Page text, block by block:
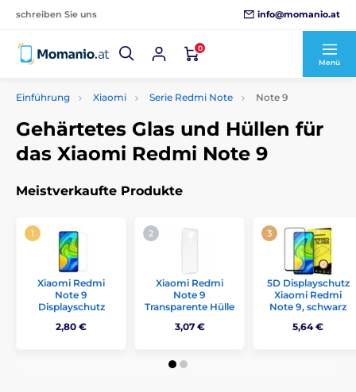
schreiben Sie uns info@momanio.at
0
Menü
Einführung Xiaomi Serie Redmi Note Note 9
Gehärtetes Glas und Hüllen für
das Xiaomi Redmi Note 9
Meistverkaufte Produkte
Xiaomi Redmi
Note 9
Displayschutz
2,80 €
Xiaomi Redmi
Note 9
Transparente Hülle
3,07 €
5D Displayschutz
Xiaomi Redmi
Note 9, schwarz
5,64 €